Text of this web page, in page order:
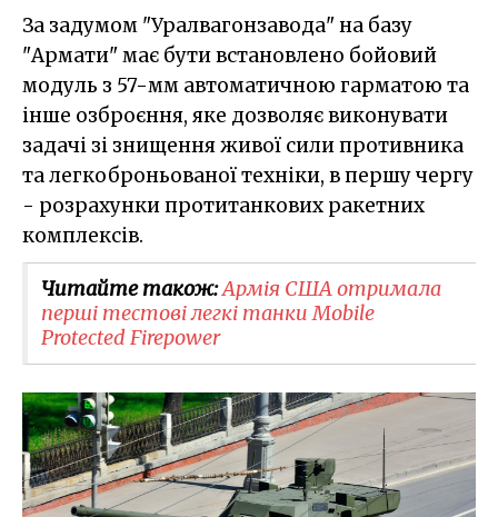
За задумом "Уралвагонзавода" на базу
"Армати" має бути встановлено бойовий
модуль з 57-мм автоматичною гарматою та
інше озброєння, яке дозволяє виконувати
задачі зі знищення живої сили противника
та легкоброньованої техніки, в першу чергу
- розрахунки протитанкових ракетних
комплексів.
Читайте також:​Армія США отримала
перші тестові легкі танки Mobile
Protected Firepower